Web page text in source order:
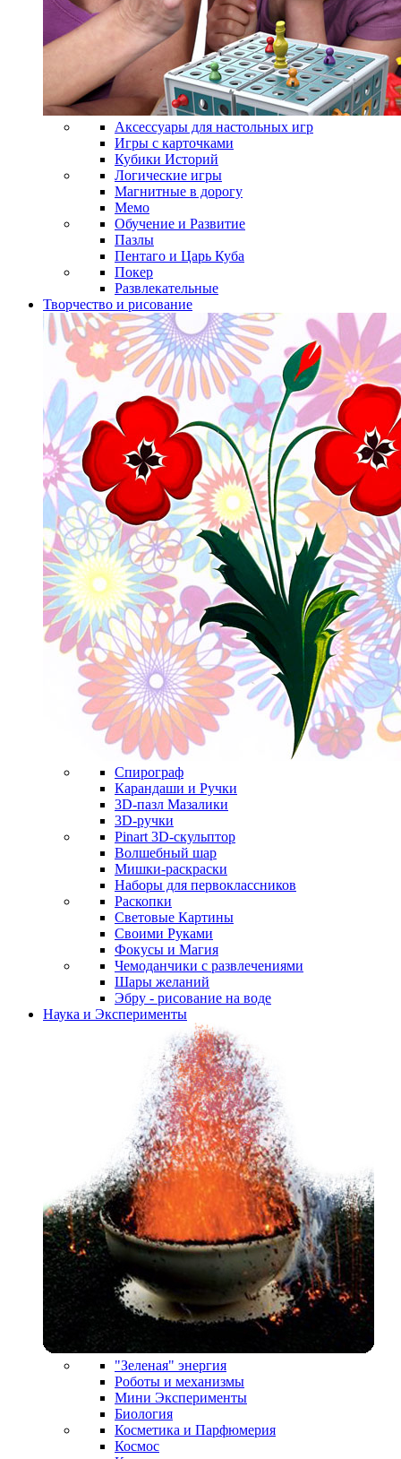
Аксессуары для настольных игр
Игры с карточками
Кубики Историй
Логические игры
Магнитные в дорогу
Мемо
Обучение и Развитие
Пазлы
Пентаго и Царь Куба
Покер
Развлекательные
Творчество и рисование
Спирограф
Карандаши и Ручки
3D-пазл Мазалики
3D-ручки
Pinart 3D-скульптор
Волшебный шар
Мишки-раскраски
Наборы для первоклассников
Раскопки
Световые Картины
Своими Руками
Фокусы и Магия
Чемоданчики с развлечениями
Шары желаний
Эбру - рисование на воде
Наука и Эксперименты
"Зеленая" энергия
Роботы и механизмы
Мини Эксперименты
Биология
Косметика и Парфюмерия
Космос